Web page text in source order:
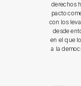
derechos
pacto
con los
desde
en el que
a la